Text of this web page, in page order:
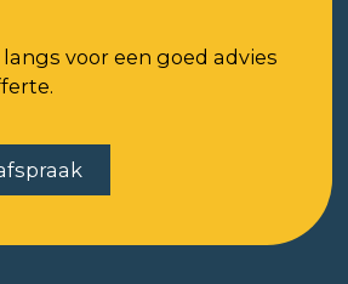
voor een goed advies